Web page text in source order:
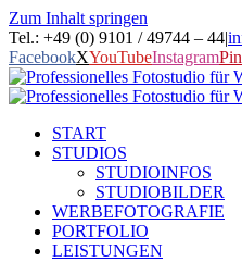
Zum Inhalt springen
Tel.: +49 (0) 9101 / 49744 – 44|
FacebookXYouTubeInstagram
START
STUDIOS
STUDIOINFOS
STUDIOBILDER
WERBEFOTOGRAFIE
PORTFOLIO
LEISTUNGEN